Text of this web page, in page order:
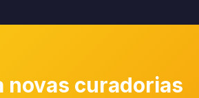
novas curadorias